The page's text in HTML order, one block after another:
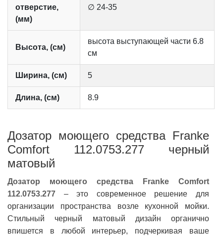
отверстие,
(мм)
∅ 24-35
Высота, (см)
высота выступающей части 6.8
см
Ширина, (см) 5
Длина, (см) 8.9
Дозатор моющего средства Franke
Comfort 112.0753.277 черный
матовый
Дозатор моющего средства Franke Comfort
112.0753.277 – это современное решение для
организации пространства возле кухонной мойки.
Стильный черный матовый дизайн органично
впишется в любой интерьер, подчеркивая ваше